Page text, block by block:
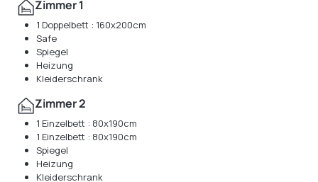
Zimmer 1
1 Doppelbett : 160x200cm
Safe
Spiegel
Heizung
Kleiderschrank
Zimmer 2
1 Einzelbett : 80x190cm
1 Einzelbett : 80x190cm
Spiegel
Heizung
Kleiderschrank